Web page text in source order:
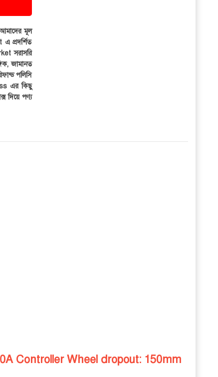
আমাদের মূল
এ প্রদর্শিত
সরাসরি
জামানত
পলিসি
এর কিছু
দিয়ে পণ্য
Controller Wheel dropout: 150mm